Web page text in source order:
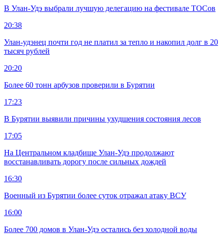
В Улан-Удэ выбрали лучшую делегацию на фестивале ТОСов
20:38
Улан-удэнец почти год не платил за тепло и накопил долг в 20
тысяч рублей
20:20
Более 60 тонн арбузов проверили в Бурятии
17:23
В Бурятии выявили причины ухудшения состояния лесов
17:05
На Центральном кладбище Улан-Удэ продолжают
восстанавливать дорогу после сильных дождей
16:30
Военный из Бурятии более суток отражал атаку ВСУ
16:00
Более 700 домов в Улан-Удэ остались без холодной воды